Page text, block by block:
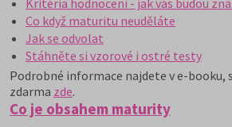
Kritéria hodnocení - jak vás budou
Co když maturitu neuděláte
Jak se odvolat
Stáhněte si vzorové i ostré testy
Podrobné informace najdete v e-booku,
zdarma zde.
Co je obsahem maturity